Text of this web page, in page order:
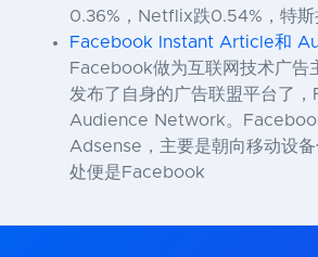
0.36%，Netflix跌0.54%，特斯
Facebook Instant Article和
Facebook做为互联网技术广告
发布了自身的广告联盟平台了
Audience Network。
Adsense，主要是朝向移动设
处便是Facebook